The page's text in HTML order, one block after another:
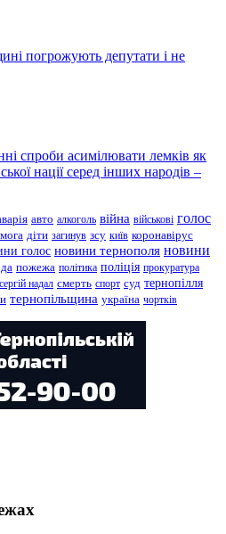
погрожують депутати і не
спроби асимілювати лемків як
нації серед інших народів –
авто алкоголь війна військові голос
діти загинув зсу київ коронавірус
голос новини тернополя новини
пожежа політика поліція прокуратура
сергій надал смерть спорт суд тернопілля
тернопільщина україна чортків